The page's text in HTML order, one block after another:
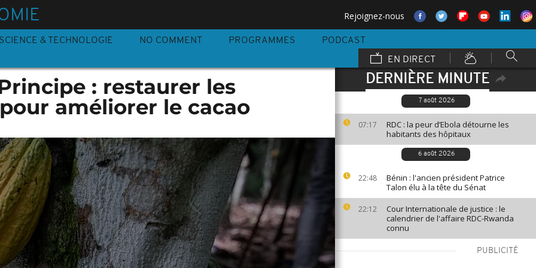
Rejoignez-nous
SCIENCE & TECHNOLOGIE NO COMMENT PROGRAMMES
PODCAST
EN DIRECT
DERNIÈRE MINUTE
7 août 2026
07:17
RDC : la peur d’Ebola détourne les
habitants des hôpitaux
6 août 2026
22:48
Bénin : l'ancien président Patrice
Talon élu à la tête du Sénat
22:12
Cour Internationale de justice : le
calendrier de l'affaire RDC-Rwanda
connu
PUBLICITÉ
: restaurer les
améliorer le cacao